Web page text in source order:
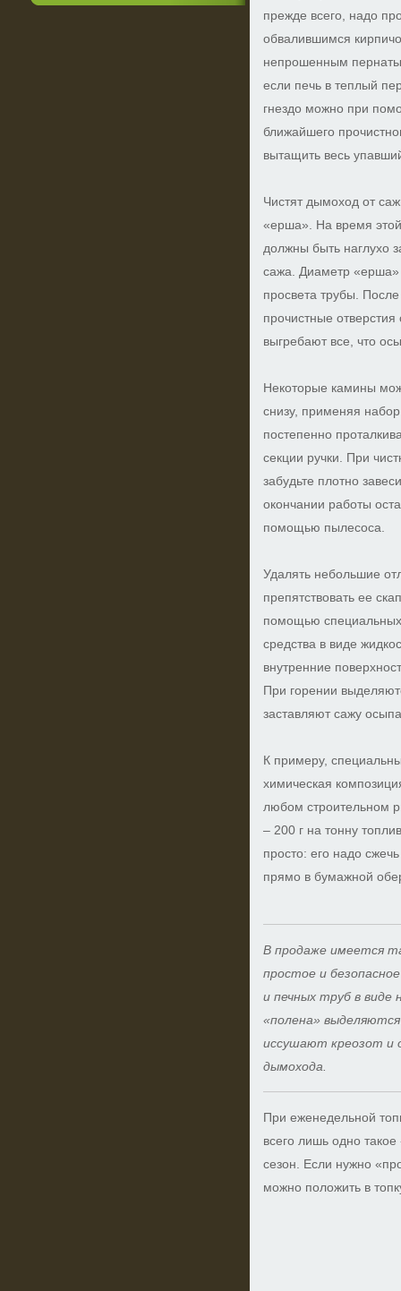
прежде всего, надо
обвалившимся
непрошенным
если печь в теплый
гнездо можно при
ближайшего
вытащить весь
Чистят дымоход от
«ерша». На время
должны быть наглухо
сажа. Диаметр
просвета трубы.
прочистные
выгребают все, что
Некоторые камины
снизу, применяя
постепенно
секции ручки. При
забудьте плотно
окончании работы
помощью пылесоса.
Удалять небольшие
препятствовать ее
помощью специальных
средства в виде
внутренние
При горении
заставляют сажу
К примеру,
химическая
любом строительном
– 200 г на тонну
просто: его надо
прямо в бумажной
В продаже имеется
простое и
и печных труб в виде
«полена»
иссушают креозот и
дымохода.
При еженедельной
всего лишь одно
сезон. Если нужно
можно положить в